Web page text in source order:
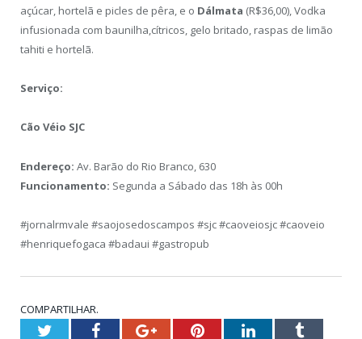
açúcar, hortelã e picles de pêra, e o Dálmata (R$36,00), Vodka
infusionada com baunilha,cítricos, gelo britado, raspas de limão
tahiti e hortelã.
Serviço:
Cão Véio SJC
Endereço: Av. Barão do Rio Branco, 630
Funcionamento: Segunda a Sábado das 18h às 00h
#jornalrmvale #saojosedoscampos #sjc #caoveiosjc #caoveio
#henriquefogaca #badaui #gastropub
COMPARTILHAR.
TwitterFacebookGoogle+PinterestLinkedInTumblr